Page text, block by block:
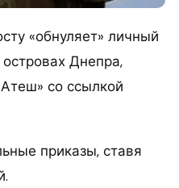
«обнуляет» личный
Днепра,
со ссылкой
приказы, ставя